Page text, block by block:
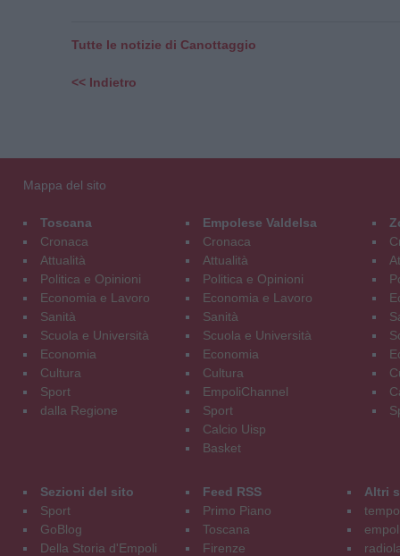
Tutte le notizie di Canottaggio
<< Indietro
Mappa del sito
Toscana
Cronaca
Attualità
Politica e Opinioni
Economia e Lavoro
Sanità
Scuola e Università
Economia
Cultura
Sport
dalla Regione
Empolese Valdelsa
Cronaca
Attualità
Politica e Opinioni
Economia e Lavoro
Sanità
Scuola e Università
Economia
Cultura
EmpoliChannel
Sport
Calcio Uisp
Basket
Sezioni del sito
Sport
GoBlog
Della Storia d'Empoli
Feed RSS
Primo Piano
Toscana
Firenze
Altri